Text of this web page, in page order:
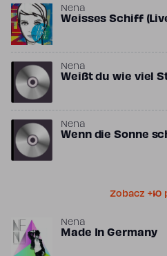
Nena
Weisses Schiff
Nena
Weißt du wie viel
Nena
Wenn die Sonne
Zobacz +10
Nena
Made In Germany